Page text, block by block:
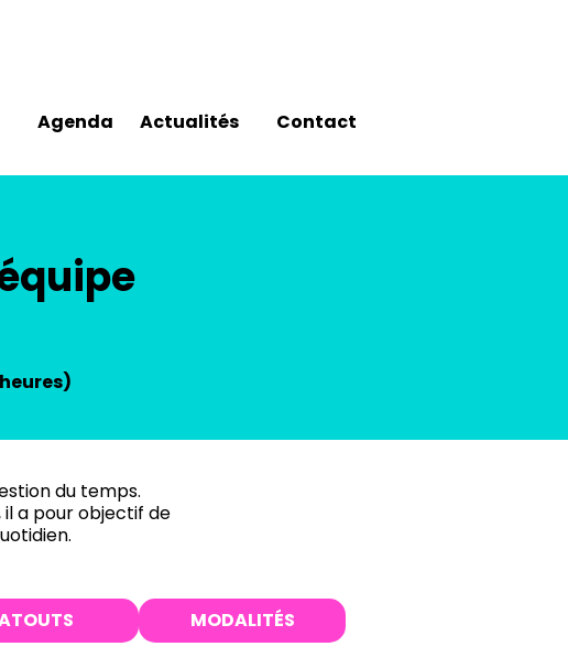
Agenda Actualités Contact
heures)
du temps.
a pour objectif de
MODALITÉS